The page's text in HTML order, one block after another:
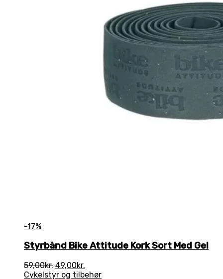
-17%
Styrbånd Bike Attitude Kork Sort Med Gel
59,00kr. Den
oprindelige
49,00kr.
aktuelle
Cykelstyr og tilbehør